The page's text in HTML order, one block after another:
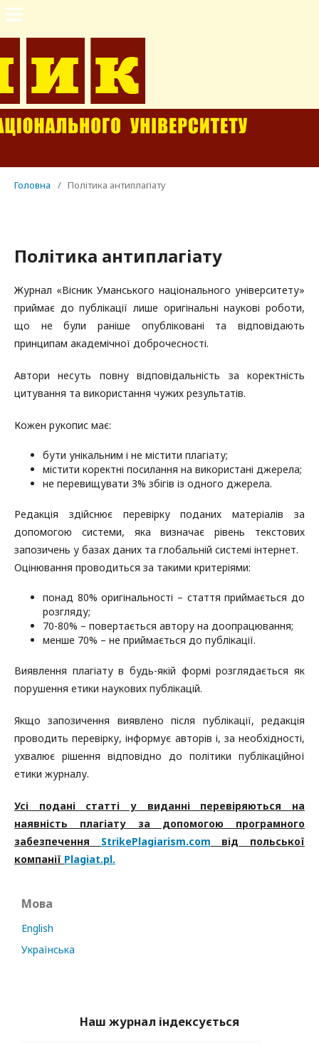
Головна / Політика антиплагіату
Політика антиплагіату
Журнал «Вісник Уманського національного університету»
приймає до публікації лише оригінальні наукові роботи,
що не були раніше опубліковані та відповідають
принципам академічної доброчесності.
Автори несуть повну відповідальність за коректність
цитування та використання чужих результатів.
Кожен рукопис має:
бути унікальним і не містити плагіату;
містити коректні посилання на використані джерела;
не перевищувати 3% збігів із одного джерела.
Редакція здійснює перевірку поданих матеріалів за
допомогою системи, яка визначає рівень текстових
запозичень у базах даних та глобальній системі інтернет.
Оцінювання проводиться за такими критеріями:
понад 80% оригінальності – стаття приймається до
розгляду;
70-80% – повертається автору на доопрацювання;
менше 70% – не приймається до публікації.
Виявлення плагіату в будь-якій формі розглядається як
порушення етики наукових публікацій.
Якщо запозичення виявлено після публікації, редакція
проводить перевірку, інформує авторів і, за необхідності,
ухвалює рішення відповідно до політики публікаційної
етики журналу.
Усі подані статті у виданні перевіряються на
наявність плагіату за допомогою програмного
забезпечення StrikePlagiarism.com від польської
компанії Plagiat.pl.
Мова
English
Українська
Наш журнал індексується